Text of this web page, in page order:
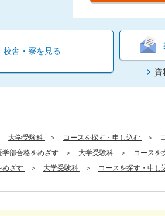
校舎・寮を見る
資
大学受験科 コースを探す・申し込む
学部合格をめざす 大学受験科 コースを
めざす 大学受験科 コースを探す・申し